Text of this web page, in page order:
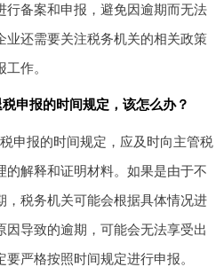
行备案和申报，避免因逾期而无法
业还需要关注税务机关的相关政策
作。
申报的时间规定，该怎么办？
申报的时间规定，应及时向主管税
的解释和证明材料。如果是由于不
，税务机关可能会根据具体情况进
导致的逾期，可能会无法享受出
严格按照时间规定进行申报。